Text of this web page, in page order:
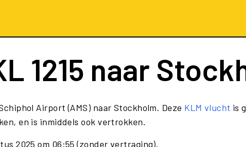
1215 naar
Airport (AMS) naar Stockholm. Deze KLM vlucht is
en is inmiddels ook vertrokken.
2025 om 06:55 (zonder vertraging).